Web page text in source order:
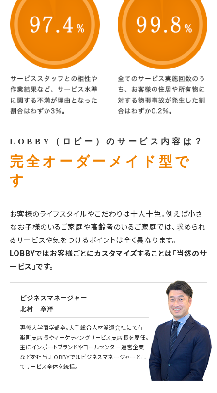
LOBBY（ロビー）のサービス内容は？
完全オーダーメイド型で
す
お客様のライフスタイルやこだわりは十人十色。例えば小さ
なお子様のいるご家庭や高齢者のいるご家庭では、求められ
るサービスや気をつけるポイントは全く異なります。
LOBBYではお客様ごとにカスタマイズすることは「当然のサ
ービス」です。
ビジネスマネージャー
北村 章洋
専修大学商学部卒。大手総合人材派遣会社にて有
楽町支店長やマーケティングサービス支店長を歴任。
主にインポートブランドやコールセンター運営企業
などを担当。LOBBYではビジネスマネージャーとし
てサービス全体を統括。